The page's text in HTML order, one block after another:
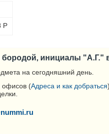
Р
бородой, инициалы "А.Г."
на сегодняшний день.
офисов (Адреса и как добраться).